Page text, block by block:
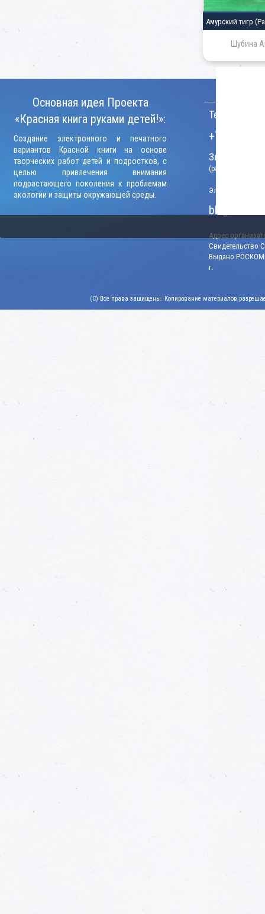
Амурский тигр
Шубина
Основная идея Проекта
«Красная книга руками детей!»:
Создание электронного и печатного
вариантов Красной книги на основе
творческих работ детей и подростков, с
целью привлечения внимания
подрастающего поколения к проблемам
экологии и защиты окружающей среды.
Телефон:
+7 (906)
Звонки
(рабочие дни,
Электронный
blago-
Адрес
Свидетельство
Выдано
г.
(C) Все права защищены. Копирование материалов